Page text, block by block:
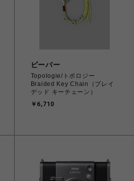
ビーバー
Topologie/トポロジー
Braided Key Chain（ブレイ
デッド キーチェーン）
￥6,710